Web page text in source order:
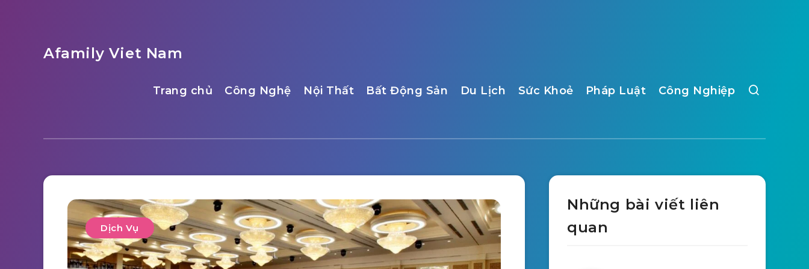
Afamily Viet Nam
Trang chủ Công Nghệ Nội Thất Bất Động Sản Du Lịch Sức Khoẻ Pháp Luật Công Nghiệp
Dịch Vụ
Những bài viết liên
quan